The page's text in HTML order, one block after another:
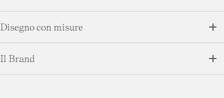
Disegno con misure
Il Brand